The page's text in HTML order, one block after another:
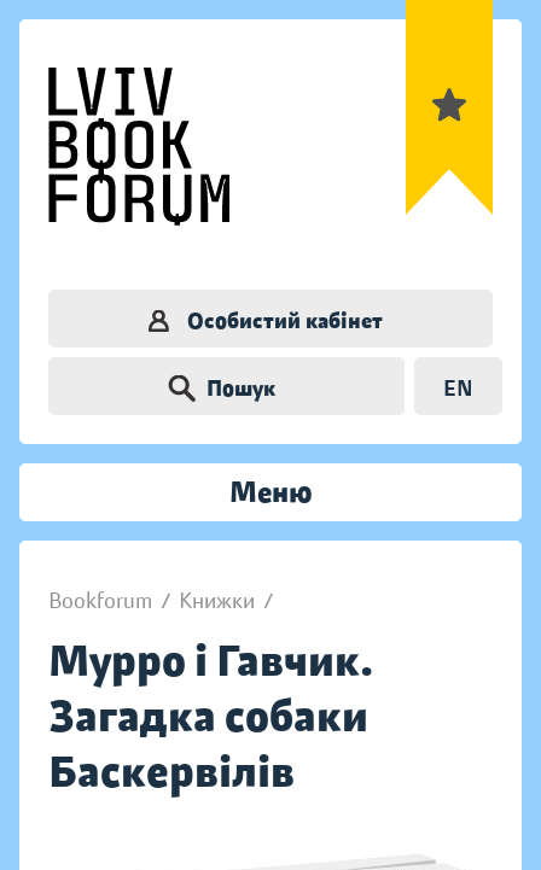
Особистий кабінет
Пошук EN
Меню
Bookforum / Книжки /
Мурро і Гавчик.
Загадка собаки
Баскервілів